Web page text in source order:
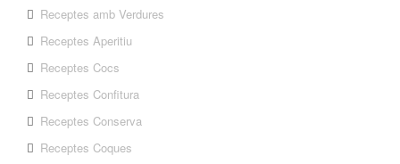
Receptes amb Verdures
Receptes Aperitiu
Receptes Cocs
Receptes Confitura
Receptes Conserva
Receptes Coques